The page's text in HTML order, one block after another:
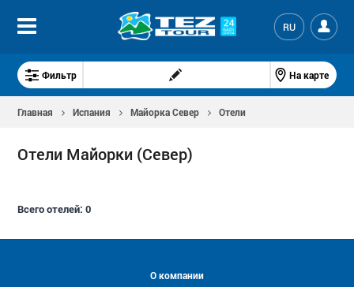
RU
Фильтр На карте
Главная Испания Майорка Север Отели
Отели Майорки (Север)
Всего отелей:0
О компании